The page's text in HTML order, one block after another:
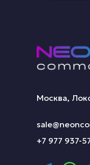
+7 977 937-
Москва,